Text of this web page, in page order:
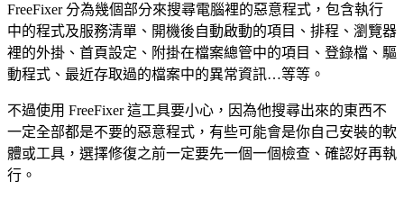
FreeFixer 分為幾個部分來搜尋電腦裡的惡意程式，包含執行
中的程式及服務清單、開機後自動啟動的項目、排程、瀏覽器
裡的外掛、首頁設定、附掛在檔案總管中的項目、登錄檔、驅
動程式、最近存取過的檔案中的異常資訊…等等。
不過使用 FreeFixer 這工具要小心，因為他搜尋出來的東西不
一定全部都是不要的惡意程式，有些可能會是你自己安裝的軟
體或工具，選擇修復之前一定要先一個一個檢查、確認好再執
行。